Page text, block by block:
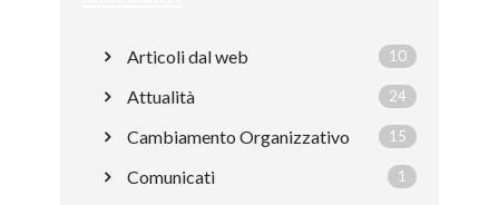
Articoli dal web 10
Attualità 24
Cambiamento Organizzativo 15
Comunicati 1